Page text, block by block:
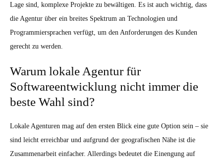
Lage sind, komplexe Projekte zu bewältigen. Es ist auch wichtig, dass
die Agentur über ein breites Spektrum an Technologien und
Programmiersprachen verfügt, um den Anforderungen des Kunden
gerecht zu werden.
Warum lokale Agentur für
Softwareentwicklung nicht immer die
beste Wahl sind?
Lokale Agenturen mag auf den ersten Blick eine gute Option sein – sie
sind leicht erreichbar und aufgrund der geografischen Nähe ist die
Zusammenarbeit einfacher. Allerdings bedeutet die Einengung auf